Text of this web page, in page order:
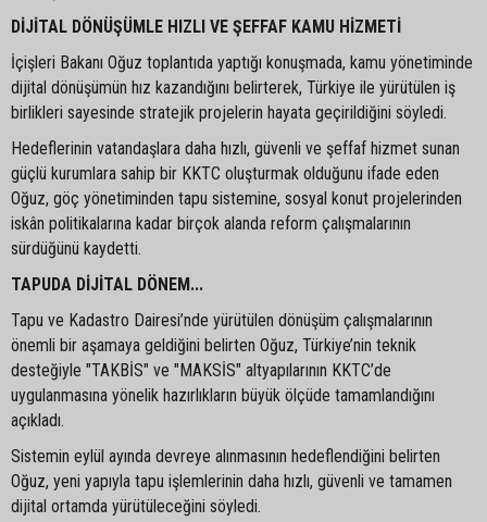
DİJİTAL DÖNÜŞÜMLE HIZLI VE ŞEFFAF KAMU HİZMETİ
İçişleri Bakanı Oğuz toplantıda yaptığı konuşmada, kamu yönetiminde
dijital dönüşümün hız kazandığını belirterek, Türkiye ile yürütülen iş
birlikleri sayesinde stratejik projelerin hayata geçirildiğini söyledi.
Hedeflerinin vatandaşlara daha hızlı, güvenli ve şeffaf hizmet sunan
güçlü kurumlara sahip bir KKTC oluşturmak olduğunu ifade eden
Oğuz, göç yönetiminden tapu sistemine, sosyal konut projelerinden
iskân politikalarına kadar birçok alanda reform çalışmalarının
sürdüğünü kaydetti.
TAPUDA DİJİTAL DÖNEM...
Tapu ve Kadastro Dairesi’nde yürütülen dönüşüm çalışmalarının
önemli bir aşamaya geldiğini belirten Oğuz, Türkiye’nin teknik
desteğiyle "TAKBİS" ve "MAKSİS" altyapılarının KKTC’de
uygulanmasına yönelik hazırlıkların büyük ölçüde tamamlandığını
açıkladı.
Sistemin eylül ayında devreye alınmasının hedeflendiğini belirten
Oğuz, yeni yapıyla tapu işlemlerinin daha hızlı, güvenli ve tamamen
dijital ortamda yürütüleceğini söyledi.